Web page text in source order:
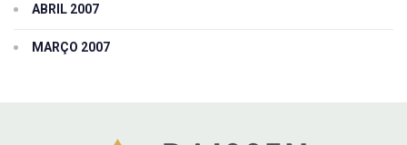
ABRIL 2007
MARÇO 2007